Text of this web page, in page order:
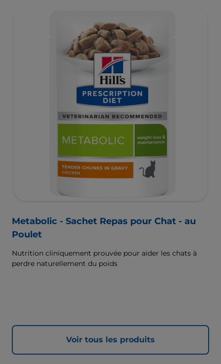
Metabolic - Sachet Repas pour Chat - au
Poulet
Nutrition cliniquement prouvée pour aider les chats à
perdre naturellement du poids
Voir tous les produits